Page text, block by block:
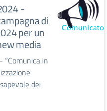
-
di
per un
media
in
dei